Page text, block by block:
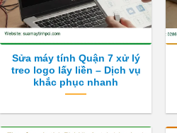
Sửa máy tính Quận 7 xử lý
treo logo lấy liền – Dịch vụ
khắc phục nhanh